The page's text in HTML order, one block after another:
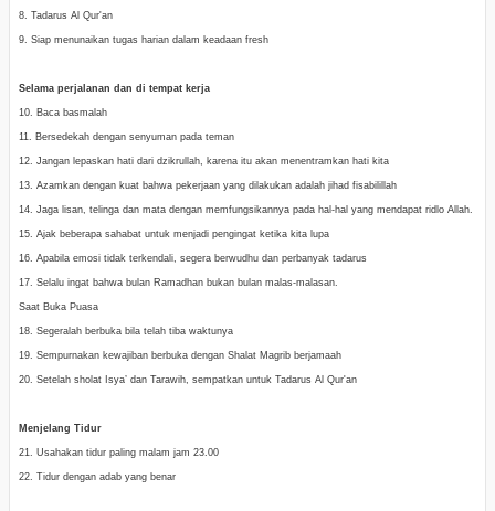
8. Tadarus Al Qur'an
9. Siap menunaikan tugas harian dalam keadaan fresh
Selama perjalanan dan di tempat kerja
10. Baca basmalah
11. Bersedekah dengan senyuman pada teman
12. Jangan lepaskan hati dari dzikrullah, karena itu akan menentramkan hati kita
13. Azamkan dengan kuat bahwa pekerjaan yang dilakukan adalah jihad fisabilillah
14. Jaga lisan, telinga dan mata dengan memfungsikannya pada hal-hal yang mendapat ridlo Allah.
15. Ajak beberapa sahabat untuk menjadi pengingat ketika kita lupa
16. Apabila emosi tidak terkendali, segera berwudhu dan perbanyak tadarus
17. Selalu ingat bahwa bulan Ramadhan bukan bulan malas-malasan.
Saat Buka Puasa
18. Segeralah berbuka bila telah tiba waktunya
19. Sempurnakan kewajiban berbuka dengan Shalat Magrib berjamaah
20. Setelah sholat Isya’ dan Tarawih, sempatkan untuk Tadarus Al Qur'an
Menjelang Tidur
21. Usahakan tidur paling malam jam 23.00
22. Tidur dengan adab yang benar